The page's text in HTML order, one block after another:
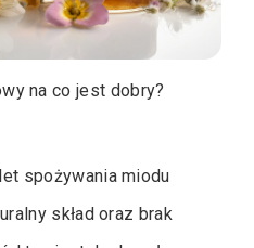
na co jest dobry?
spożywania miodu
skład oraz brak